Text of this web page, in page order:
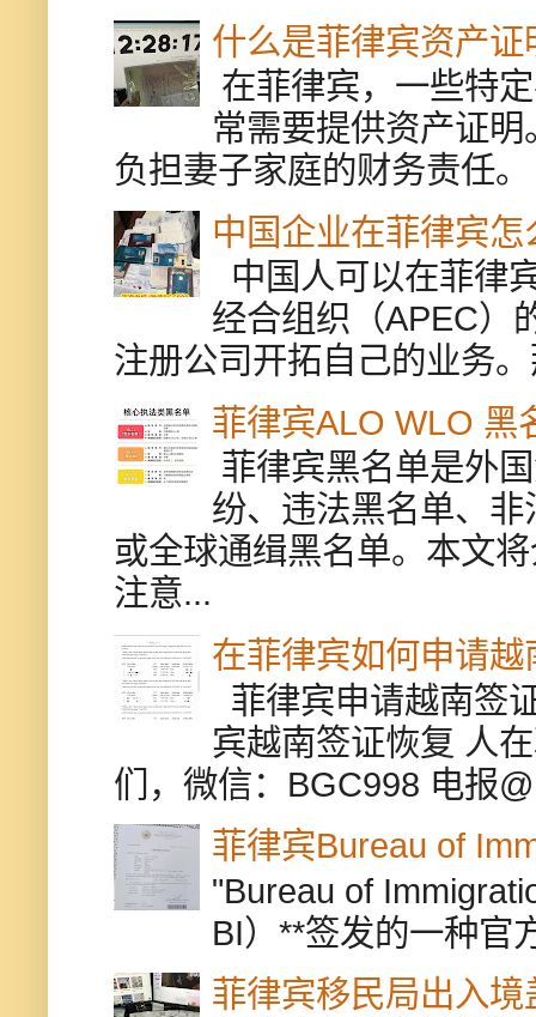
什么是菲律宾资产证
在菲律宾，一些特
常需要提供资产证
负担妻子家庭的财务责任
中国企业在菲律宾怎
中国人可以在菲律
经合组织（APEC）
注册公司开拓自己的业务
菲律宾ALO WLO 黑
菲律宾黑名单是外
纷、违法黑名单、
或全球通缉黑名单。本文
注意...
在菲律宾如何申请越
菲律宾申请越南签
宾越南签证恢复 人
们，微信：BGC998 电报
菲律宾Bureau of
"Bureau of
BI）**签发的一种官
菲律宾移民局出入